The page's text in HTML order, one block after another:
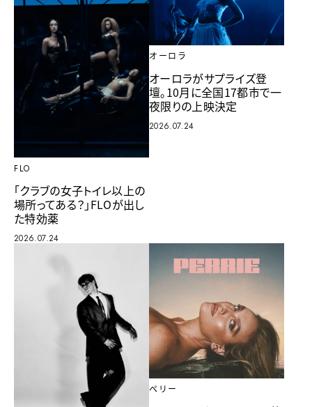
FLO
「クラブの女子トイレ以上の
場所ってある？」FLOが出し
た特効薬
2026.07.24
オーロラ
オーロラがサプライズ登
壇。10月に全国17都市で一
夜限りの上映決定
2026.07.24
ペリー